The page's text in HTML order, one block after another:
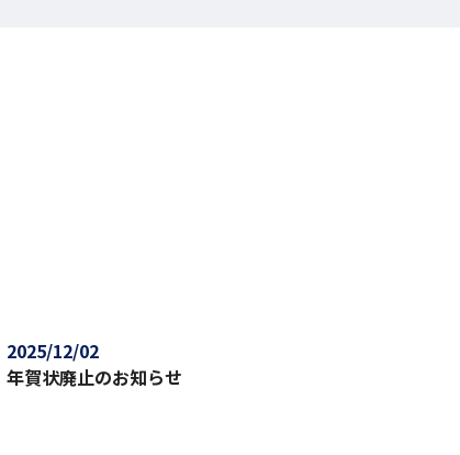
2025/12/02
年賀状廃止のお知らせ